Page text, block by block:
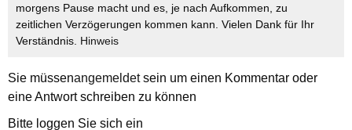
morgens Pause macht und es, je nach Aufkommen, zu
zeitlichen Verzögerungen kommen kann. Vielen Dank für Ihr
Verständnis. Hinweis
Sie müssenangemeldetsein um einen Kommentar oder
eine Antwort schreiben zu können
Bitte loggen Sie sich ein